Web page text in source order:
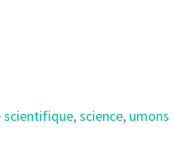
scientifique,science, umons